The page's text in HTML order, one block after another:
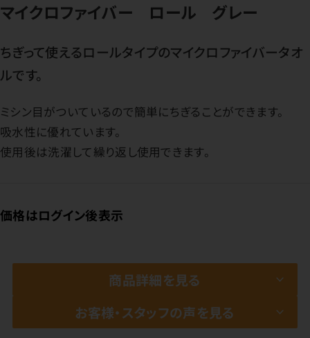
マイクロファイバー ロール グレー
ちぎって使えるロールタイプのマイクロファイバータオ
ルです。
ミシン目がついているので簡単にちぎることができます。
吸水性に優れています。
使用後は洗濯して繰り返し使用できます。
価格はログイン後表示
商品詳細を見る
お客様・スタッフの声を見る